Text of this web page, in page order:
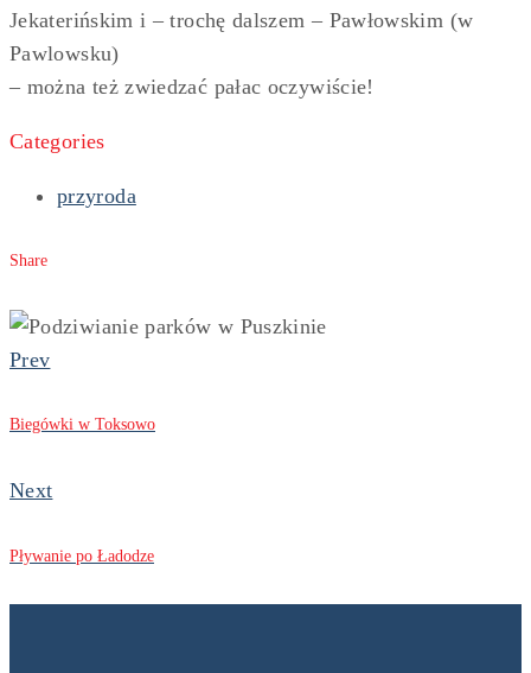
Jekaterińskim i – trochę dalszem – Pawłowskim (w
Pawlowsku)
– można też zwiedzać pałac oczywiście!
Categories
przyroda
Share
Prev
Biegówki w Toksowo
Next
Pływanie po Ładodze